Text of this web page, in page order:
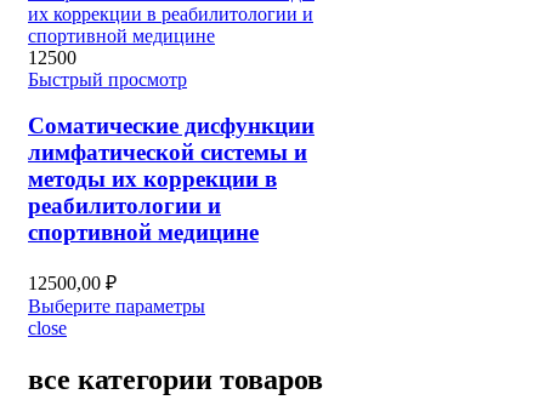
close
все категории товаров
12500
Быстрый просмотр
Соматические дисфункции
лимфатической системы и
методы их коррекции в
реабилитологии и
спортивной медицине
12500,00 ₽
Выберите параметры